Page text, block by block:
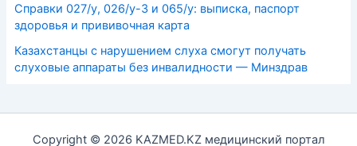
Справки 027/у, 026/у-3 и 065/у: выписка, паспорт
здоровья и прививочная карта
Казахстанцы с нарушением слуха смогут получать
слуховые аппараты без инвалидности — Минздрав
Copyright © 2026 KAZMED.KZ медицинский портал